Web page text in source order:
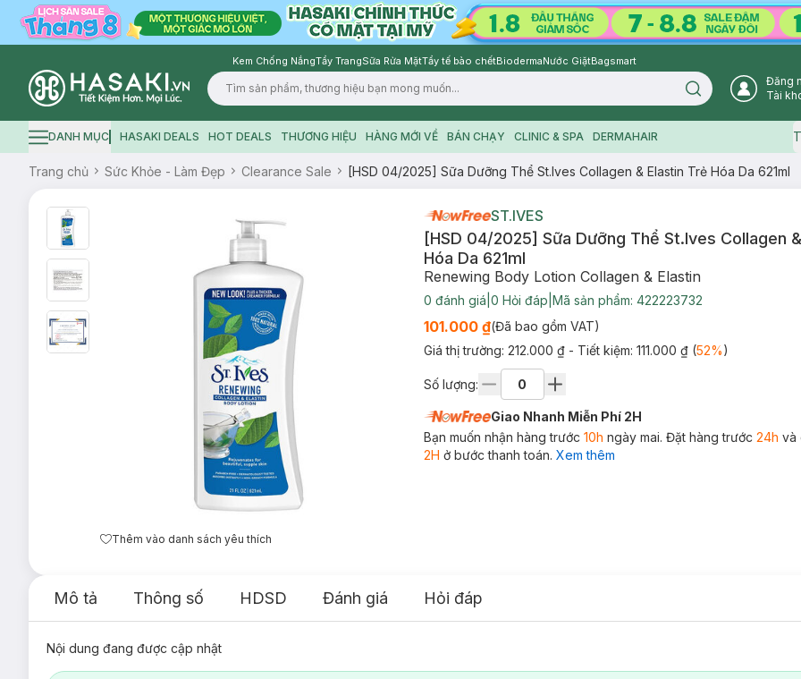
Kem Chống NắngTẩy TrangSữa Rửa MặtTẩy tế bào chếtBiodermaNước GiặtBagsmart
Logo
Search icon
Đăng
Tài
Hamburger icon
DANH MỤC HASAKI DEALS HOT DEALS THƯƠNG HIỆU HÀNG MỚI VỀ BÁN CHẠY CLINIC & SPA DERMAHAIR
Trang chủ Sức Khỏe - Làm Đẹp Clearance Sale [HSD 04/2025] Sữa Dưỡng Thể St.Ives Collagen & Elastin Trẻ Hóa Da 621ml
Thêm vào danh sách yêu thích
ST.IVES
[HSD 04/2025] Sữa Dưỡng Thể St.Ives Collagen
Hóa Da 621ml
Renewing Body Lotion Collagen & Elastin
0 đánh giá 0 Hỏi đáp Mã sản phẩm: 422223732
101.000 ₫(Đã bao gồm VAT)
Giá thị trường: 212.000 ₫ - Tiết kiệm: 111.000 ₫(52%)
Số lượng:
Giao Nhanh Miễn Phí 2H
Bạn muốn nhận hàng trước 10h ngày mai. Đặt hàng trước 24h và
2H ở bước thanh toán. Xem thêm
Mô tả Thông số HDSD Đánh giá Hỏi đáp
Nội dung đang được cập nhật